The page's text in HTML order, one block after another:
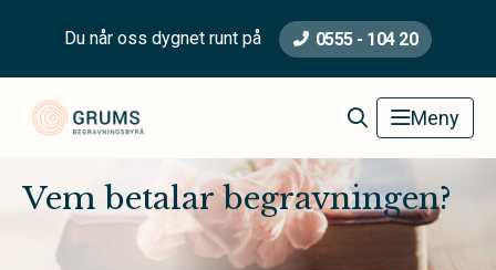
Du når oss dygnet runt på 0555 - 104 20
Meny
Vem betalar begravningen?